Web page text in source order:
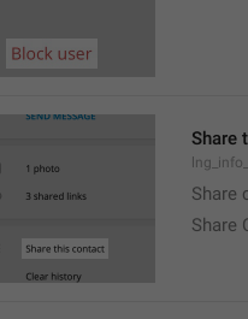
Share
Share
Share